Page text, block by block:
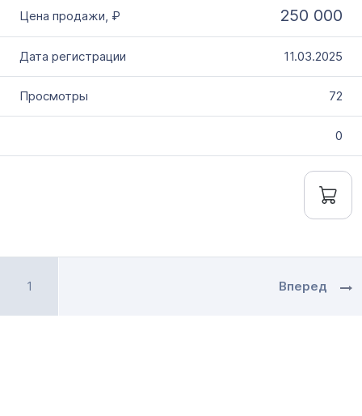
250 000
11.03.2025
72
0
1 Вперед